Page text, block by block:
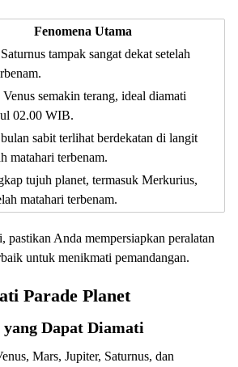
Fenomena Utama
tampak sangat dekat setelah
semakin terang, ideal diamati
02.00 WIB.
sabit terlihat berdekatan di langit
matahari terbenam.
tujuh planet, termasuk Merkurius,
matahari terbenam.
pastikan Anda mempersiapkan peralatan
untuk menikmati pemandangan.
Parade Planet
Dapat Diamati
Mars, Jupiter, Saturnus, dan